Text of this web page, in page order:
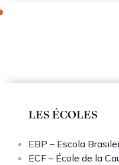
LES ÉCOLES
EBP – Escola
ECF – École de la